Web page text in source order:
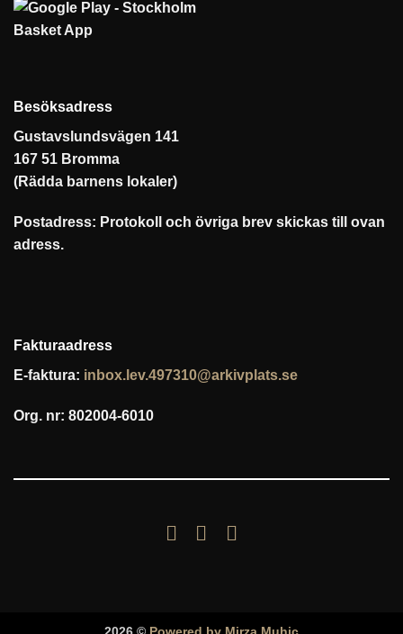
Besöksadress
Gustavslundsvägen 141
167 51 Bromma
(Rädda barnens lokaler)
Postadress: Protokoll och övriga brev skickas till ovan
adress.
Fakturaadress
E-faktura: inbox.lev.497310@arkivplats.se
Org. nr: 802004-6010
2026 © Powered by Mirza Muhic